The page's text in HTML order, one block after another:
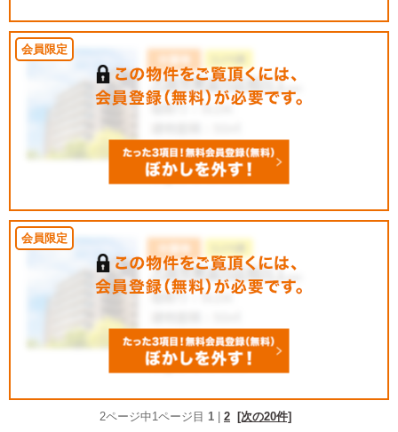
2ページ中1ページ目 1 | 2 [次の20件]